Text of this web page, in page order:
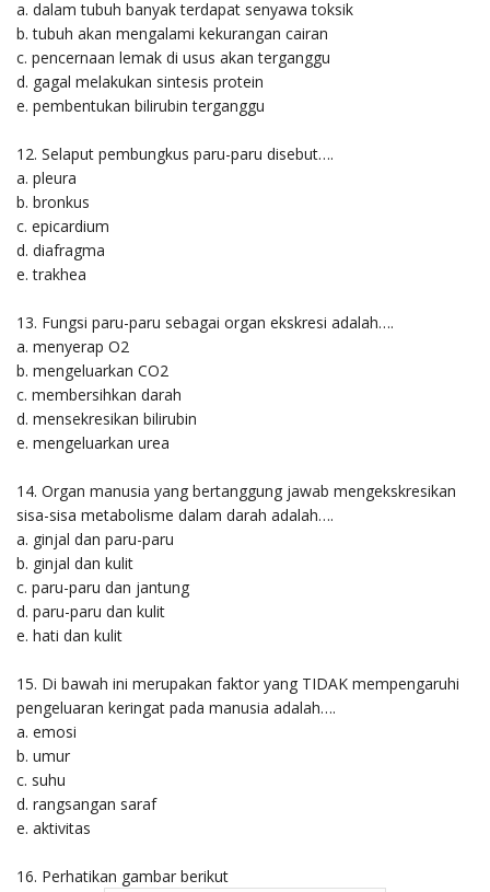
a. dalam tubuh banyak terdapat senyawa toksik
b. tubuh akan mengalami kekurangan cairan
c. pencernaan lemak di usus akan terganggu
d. gagal melakukan sintesis protein
e. pembentukan bilirubin terganggu
12. Selaput pembungkus paru-paru disebut….
a. pleura
b. bronkus
c. epicardium
d. diafragma
e. trakhea
13. Fungsi paru-paru sebagai organ ekskresi adalah….
a. menyerap O2
b. mengeluarkan CO2
c. membersihkan darah
d. mensekresikan bilirubin
e. mengeluarkan urea
14. Organ manusia yang bertanggung jawab mengekskresikan
sisa-sisa metabolisme dalam darah adalah….
a. ginjal dan paru-paru
b. ginjal dan kulit
c. paru-paru dan jantung
d. paru-paru dan kulit
e. hati dan kulit
15. Di bawah ini merupakan faktor yang TIDAK mempengaruhi
pengeluaran keringat pada manusia adalah….
a. emosi
b. umur
c. suhu
d. rangsangan saraf
e. aktivitas
16. Perhatikan gambar berikut